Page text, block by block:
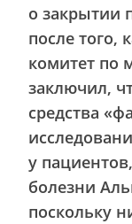
о закрытии
после
комитет по
заключил,
средства
у
болезни
поскольку